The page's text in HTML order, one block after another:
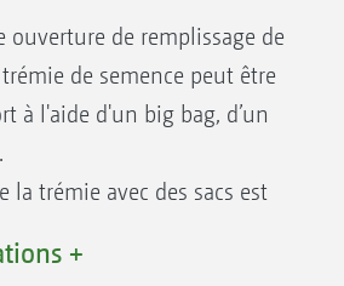
la trémie du Centaya
semence avec large
optimal de la machine
ouverture de remplissage de
de semence peut être
à l'aide d'un big bag, d’un
la trémie avec des sacs est
courante et d'une échelle.
+